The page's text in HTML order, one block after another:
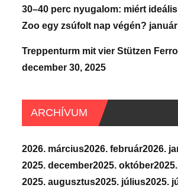
30–40 perc nyugalom: miért
Zoo egy zsúfolt nap végén?
Treppenturm mit vier Stützen
december 30, 2025
ARCHÍVUM
2026. március2026. február2026.
2025. december2025. október
2025. augusztus2025. július2025.